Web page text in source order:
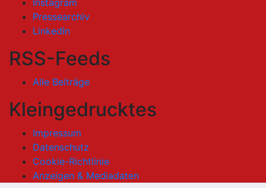
Pressearchiv
LinkedIn
RSS-Feeds
Alle Beiträge
Kleingedrucktes
Impressum
Datenschutz
Cookie-Richtlinie
Anzeigen & Mediadaten